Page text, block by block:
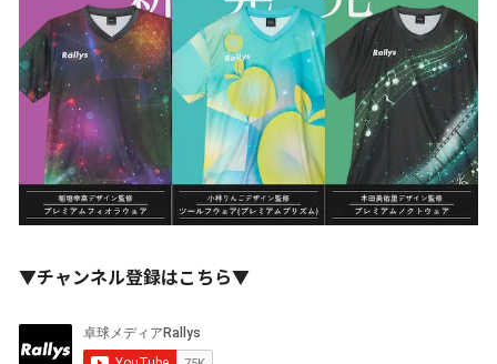
▼チャンネル登録はこちら▼